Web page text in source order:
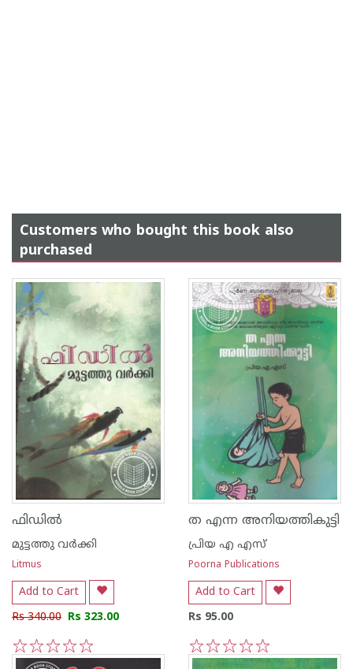
Customers who bought this book also
purchased
ഫിഡില്‍
മുട്ടത്തു വര്‍ക്കി
Litmus
Add to Cart
Rs 340.00 Rs 323.00
5
4
3
2
1
ത എന്ന അനിയത്തികുട്ടി
പ്രിയ എ എസ്
Poorna Publications
Add to Cart
Rs 95.00
5
4
3
2
1